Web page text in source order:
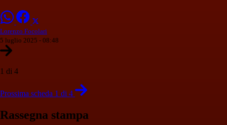
Lorenzo Focolari
5 luglio 2025 - 08:48
1 di 4
Prossima scheda 1 di 4
Rassegna stampa